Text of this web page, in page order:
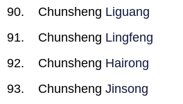
Chunsheng Liguang
Chunsheng Lingfeng
Chunsheng Hairong
Chunsheng Jinsong